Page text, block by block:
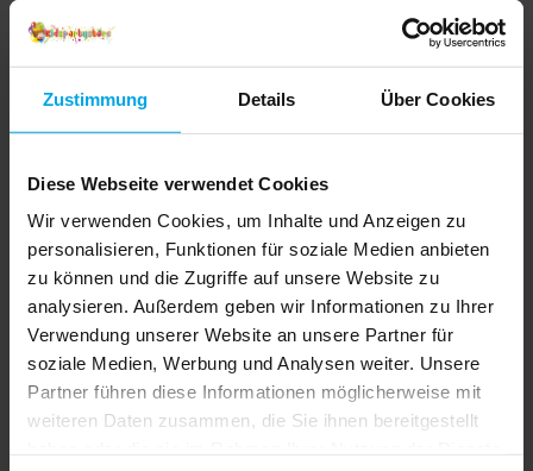
Zustimmung Details Über Cookies
Diese Webseite verwendet Cookies
Wir verwenden Cookies, um Inhalte und Anzeigen zu
personalisieren, Funktionen für soziale Medien anbieten
zu können und die Zugriffe auf unsere Website zu
analysieren. Außerdem geben wir Informationen zu Ihrer
Verwendung unserer Website an unsere Partner für
soziale Medien, Werbung und Analysen weiter. Unsere
Partner führen diese Informationen möglicherweise mit
weiteren Daten zusammen, die Sie ihnen bereitgestellt
in die Welt aus Schnee und Magie. ✔️
Enthält ein glitzerndes hellblaues Kleid mit
Umhang ✔️ Material: 100 % Polyester ✔️
Geeignet für Kinder von 5–6 Jahren (ca.
Disney-Produkt
Andere Kunden kauften
Barbie Verkleidungsset
4-6 Jahre
Preis:29,90 €
29,90 €
Star Wars - Masken
Darth Vader 6er-Pack
Preis :4,29 €
4,29 €